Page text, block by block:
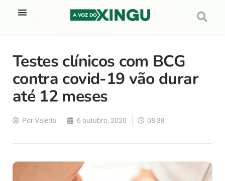
Testes clínicos com BCG
contra covid-19 vão durar
até 12 meses
PorValéria 6 outubro, 2020 08:38